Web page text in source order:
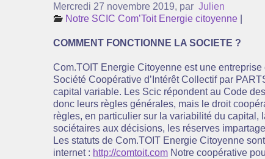
Mercredi 27 novembre 2019, par Julien
Notre SCIC Com’Toit Energie citoyenne
COMMENT FONCTIONNE LA SOCIETE ?
Com.TOIT Energie Citoyenne est une
Société Coopérative d’Intérêt Collectif par
capital variable. Les Scic répondent au Code
donc leurs règles générales, mais le droit
règles, en particulier sur la variabilité du capital,
sociétaires aux décisions, les réserves
Les statuts de Com.TOIT Energie Citoyenne
internet : http://comtoit.com Notre coopérative